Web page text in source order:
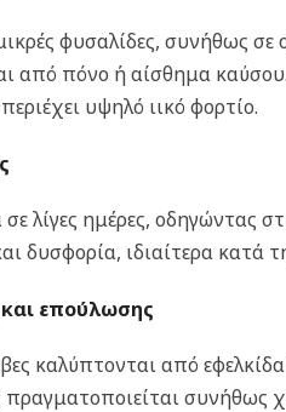
φυσαλίδες, συνήθως
από πόνο ή αίσθημα
υψηλό ιικό φορτίο.
λίγες ημέρες,
δυσφορία, ιδιαίτερα κατά
επούλωσης
καλύπτονται από
συνήθως